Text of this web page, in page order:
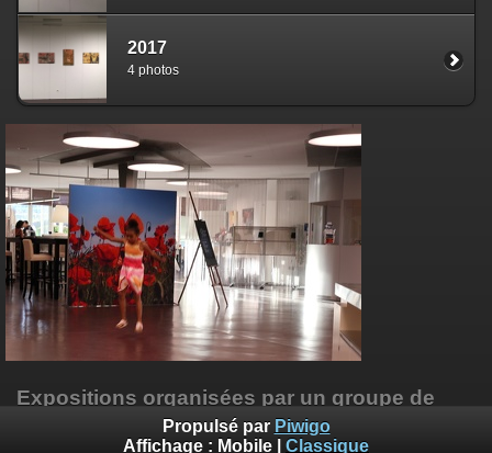
2017
4 photos
Expositions organisées par un groupe de
passionnés, auCIP de Tramelan
Propulsé par Piwigo
Affichage : Mobile Classique